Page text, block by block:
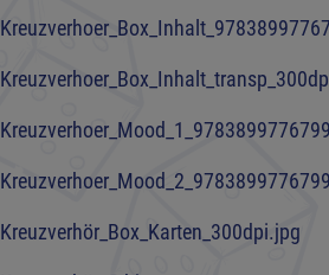
Kreuzverhör_Box_Karten_300dpi.jpg